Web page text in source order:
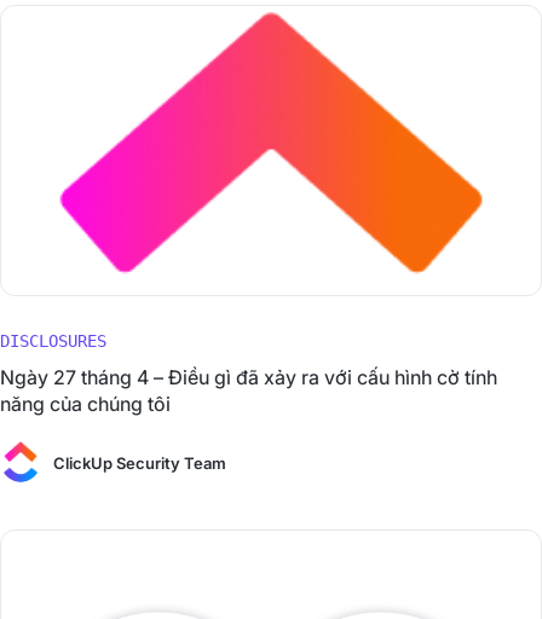
DISCLOSURES
Ngày 27 tháng 4 – Điều gì đã xảy ra với cấu hình cờ tính
năng của chúng tôi
ClickUp Security Team